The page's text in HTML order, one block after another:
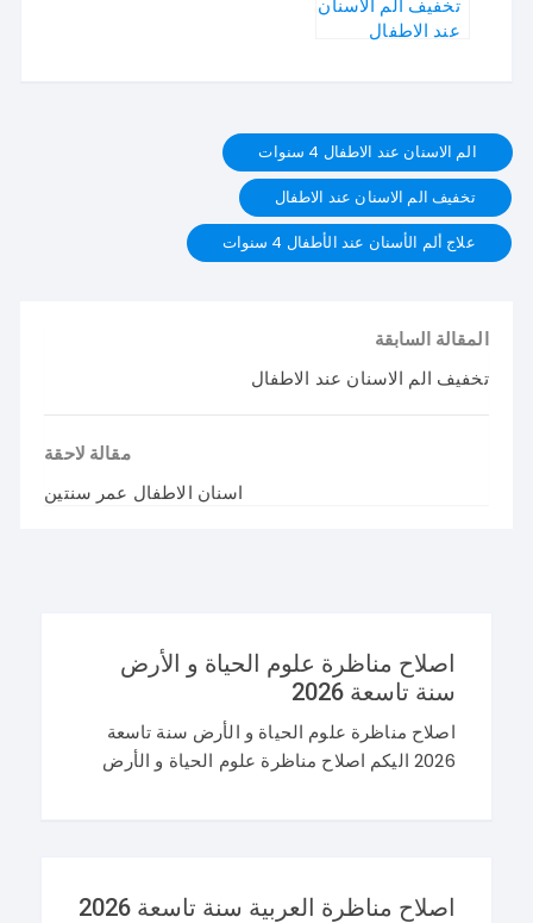
تخفيف الم الاسنان
عند الاطفال
الم الاسنان عند الاطفال 4 سنوات
تخفيف الم الاسنان عند الاطفال
علاج ألم الأسنان عند الأطفال 4 سنوات
المقالة السابقة
تخفيف الم الاسنان عند الاطفال
مقالة لاحقة
اسنان الاطفال عمر سنتين
اصلاح مناظرة علوم الحياة و الأرض
سنة تاسعة 2026
اصلاح مناظرة علوم الحياة و الأرض سنة تاسعة
2026 اليكم اصلاح مناظرة علوم الحياة و الأرض
اصلاح مناظرة العربية سنة تاسعة 2026